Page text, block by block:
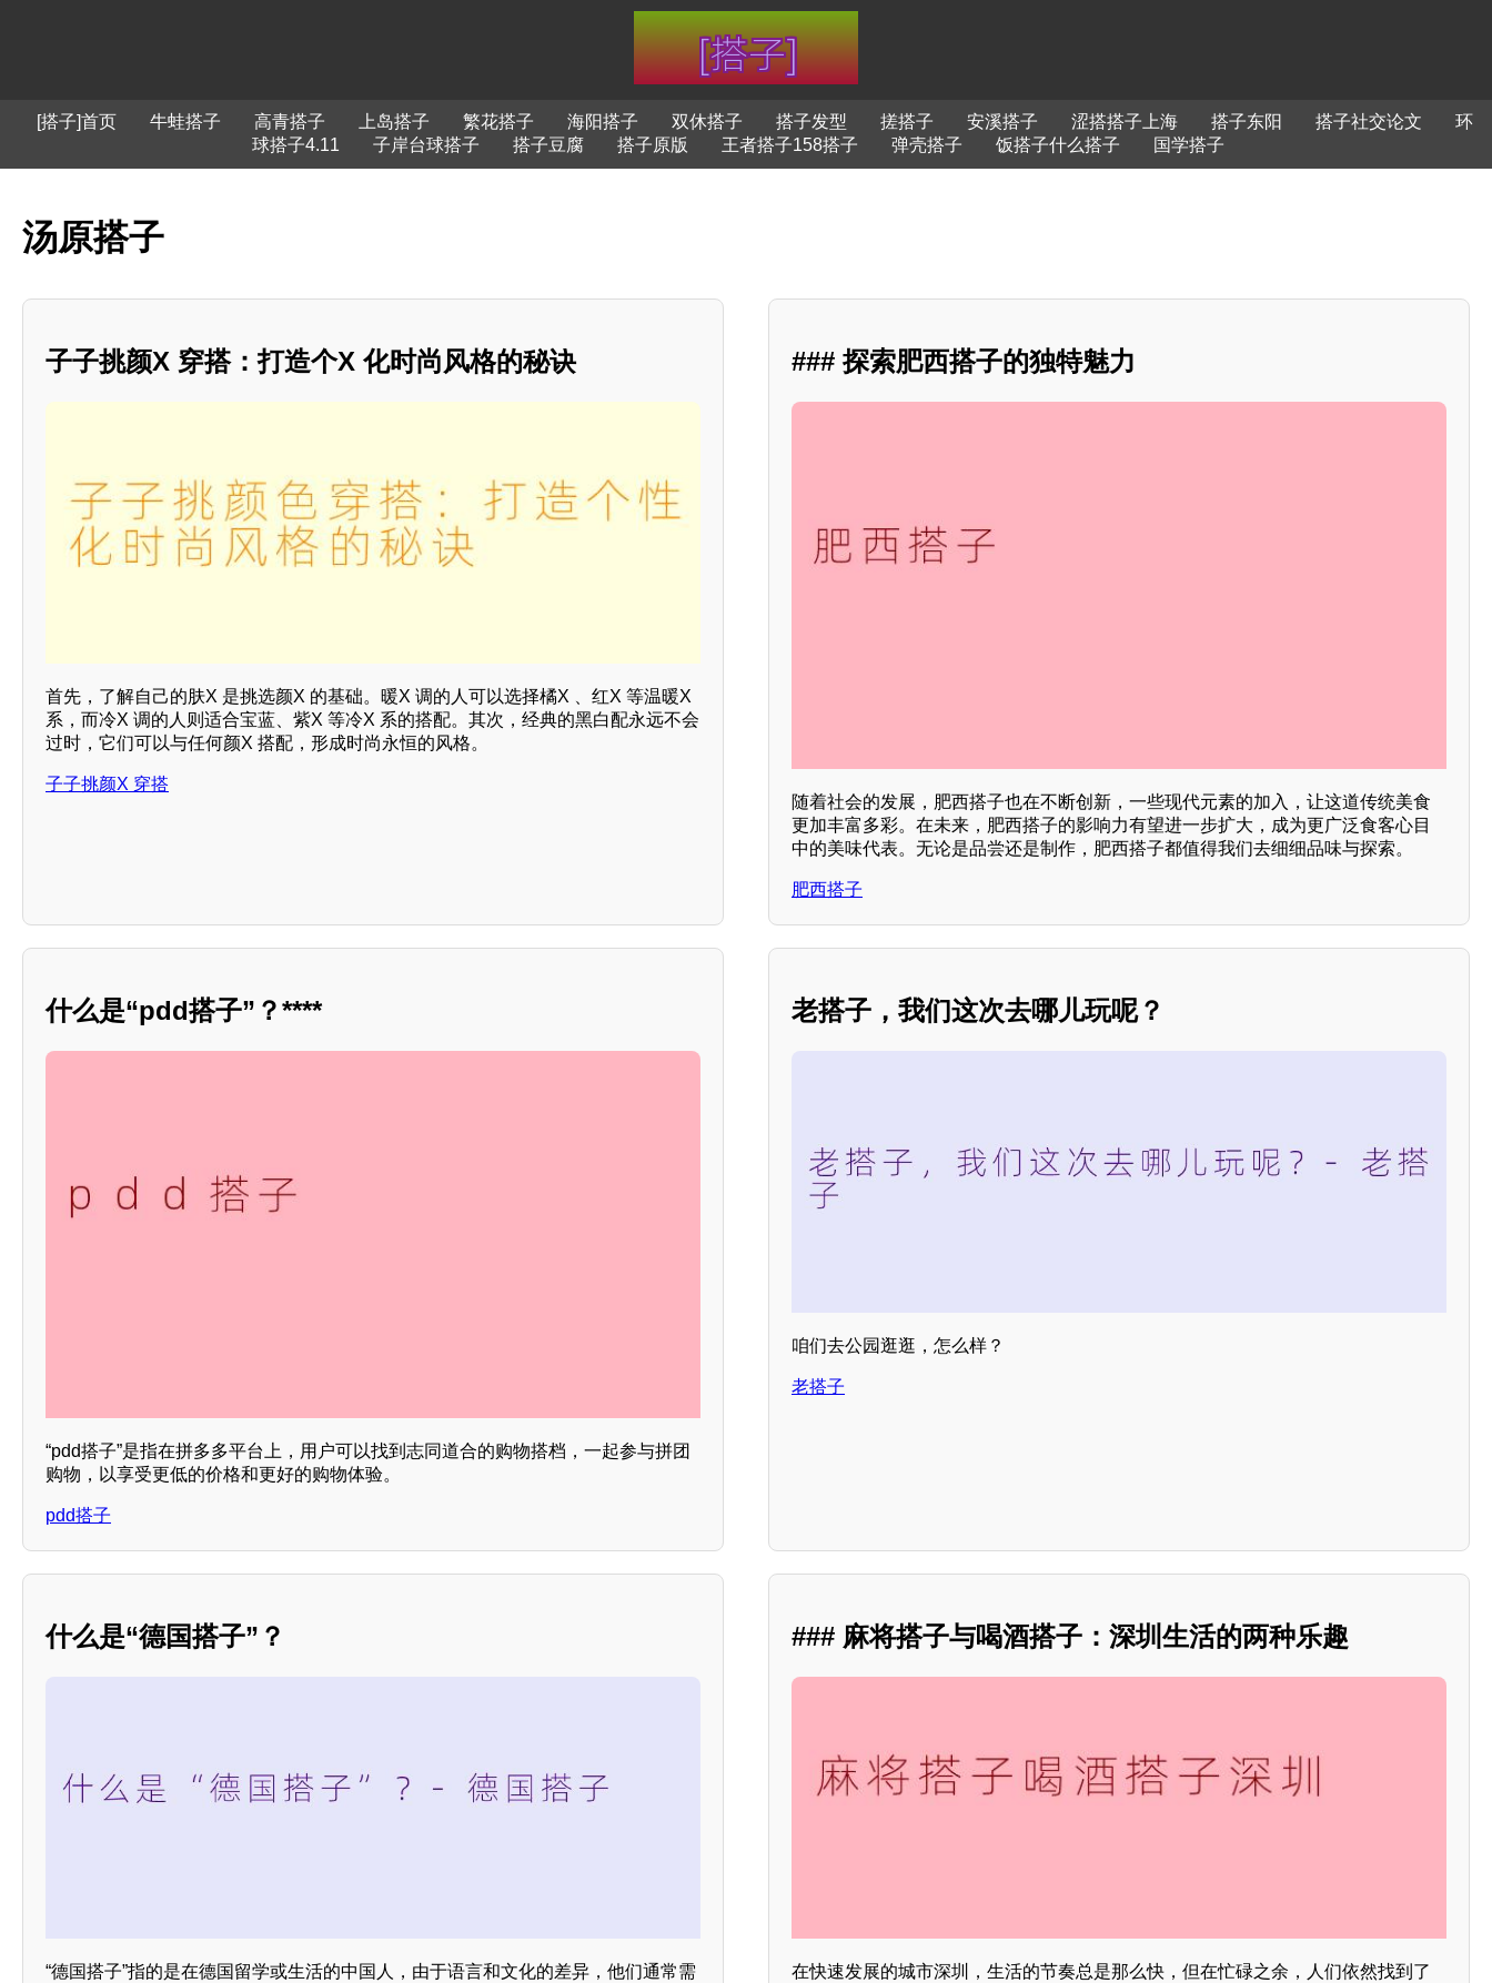
[搭子]首页 牛蛙搭子 高青搭子 上岛搭子 繁花搭子 海阳搭子 双休搭子 搭子发型 搓搭子 安溪搭子 涩搭搭子上海 搭子东阳 搭子社交论文
环
球搭子4.11
子岸台球搭子 搭子豆腐 搭子原版 王者搭子158搭子 弹壳搭子 饭搭子什么搭子 国学搭子
汤原搭子
子子挑颜X 穿搭：打造个X 化时尚风格的秘诀
首先，了解自己的肤X 是挑选颜X 的基础。暖X 调的人可以选择橘X 、红X 等温暖X
系，而冷X 调的人则适合宝蓝、紫X 等冷X 系的搭配。其次，经典的黑白配永远不会
过时，它们可以与任何颜X 搭配，形成时尚永恒的风格。
子子挑颜X 穿搭
### 探索肥西搭子的独特魅力
随着社会的发展，肥西搭子也在不断创新，一些现代元素的加入，让这道传统美食
更加丰富多彩。在未来，肥西搭子的影响力有望进一步扩大，成为更广泛食客心目
中的美味代表。无论是品尝还是制作，肥西搭子都值得我们去细细品味与探索。
肥西搭子
什么是“pdd搭子”？****
“pdd搭子”是指在拼多多平台上，用户可以找到志同道合的购物搭档，一起参与拼团
购物，以享受更低的价格和更好的购物体验。
pdd搭子
老搭子，我们这次去哪儿玩呢？
咱们去公园逛逛，怎么样？
老搭子
什么是“德国搭子”？
“德国搭子”指的是在德国留学或生活的中国人，由于语言和文化的差异，他们通常需
### 麻将搭子与喝酒搭子：深圳生活的两种乐趣
在快速发展的城市深圳，生活的节奏总是那么快，但在忙碌之余，人们依然找到了